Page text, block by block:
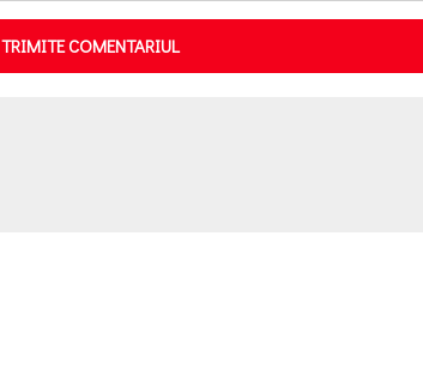
TRIMITE COMENTARIUL